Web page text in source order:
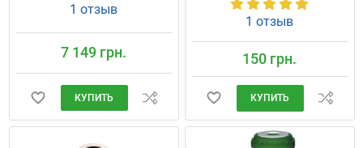
1 отзыв
7 149 грн.
КУПИТЬ
1 отзыв
150 грн.
КУПИТЬ